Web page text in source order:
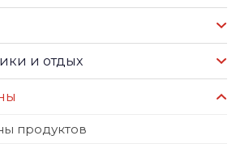
и отдых
продуктов